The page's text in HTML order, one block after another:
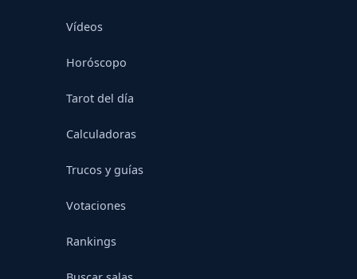
Vídeos
Horóscopo
Tarot del día
Calculadoras
Trucos y guías
Votaciones
Rankings